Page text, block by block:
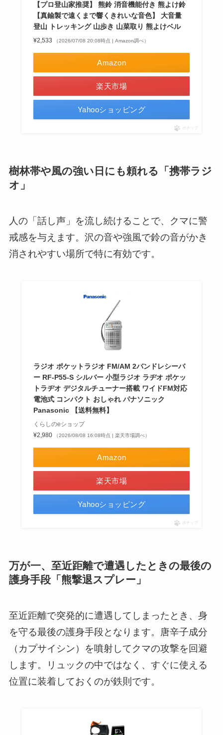
【プロ登山家推奨】 熊鈴 消音機能付き 熊よけ鈴
【真鍮製で遠くまで響くきれいな音色】 大音量
登山 トレッキング 山歩き 山菜取り 熊よけベル
¥2,533 （2026/07/08 20:08時点 | Amazon調べ）
Amazon
楽天市場
Yahooショッピング
ポチップ
樹林帯や風の強い日にも頼れる「携帯ラジ
オ」
人の「話し声」を流し続けることで、クマに警
戒感を与えます。沢の音や強風で鈴の音がかき
消されやすい場所で特に有効です。
ラジオ ポケットラジオ FM/AM 2バンドレシーバ
ー RF-P55-S シルバー 小型ラジオ ラヂオ ポケッ
トラヂオ デジタルチューナー搭載 ワイドFM対応
電池式 コンパクト おしゃれ パナソニック
Panasonic 【送料無料】
くらしのeショップ
¥2,980
（2026/08/08 16:08時点 | 楽天市場調べ）
Amazon
楽天市場
Yahooショッピング
ポチップ
万が一、至近距離で遭遇したときの最後の
護身手段「熊撃退スプレー」
至近距離で突発的に遭遇してしまったとき、身
を守る最後の護身手段となります。唐辛子成分
（カプサイシン）を噴射してクマの攻撃を回避
します。リュックの中ではなく、すぐに使える
位置に装着しておくのが鉄則です。